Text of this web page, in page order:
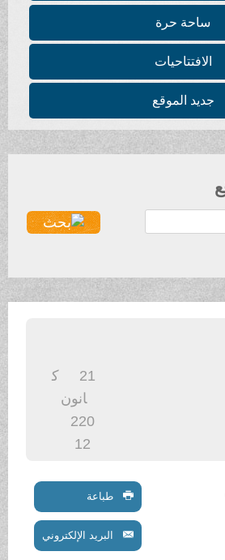
ساحة حرة
الافتتاحيات
جديد الموقع
انون
220
طباعة
البريد الإلكتروني